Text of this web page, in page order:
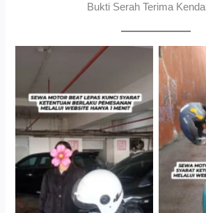
Bukti Serah Terima
Cityplaza Jatinegara
Gedung Parkir P6A
Antar